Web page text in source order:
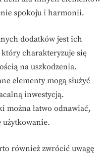
spokoju i harmonii.
dodatków jest ich
charakteryzuje się
na uszkodzenia.
elementy mogą służyć
inwestycją.
można łatwo odnawiać,
użytkowanie.
również zwrócić uwagę